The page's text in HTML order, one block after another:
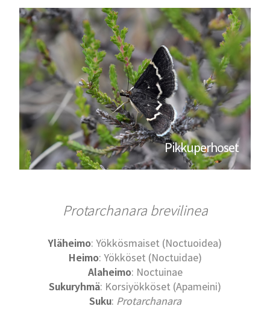
Pikkuperhoset
Protarchanara brevilinea
Yläheimo: Yökkösmaiset (Noctuoidea)
Heimo: Yökköset (Noctuidae)
Alaheimo: Noctuinae
Sukuryhmä: Korsiyökköset (Apameini)
Suku: Protarchanara